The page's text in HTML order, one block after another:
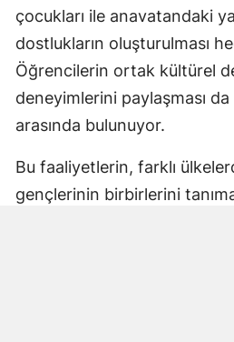
çocukları ile anavatandaki
dostlukların oluşturulması
Öğrencilerin ortak kültürel
deneyimlerini paylaşması da
arasında bulunuyor.
Bu faaliyetlerin, farklı
gençlerinin birbirlerini